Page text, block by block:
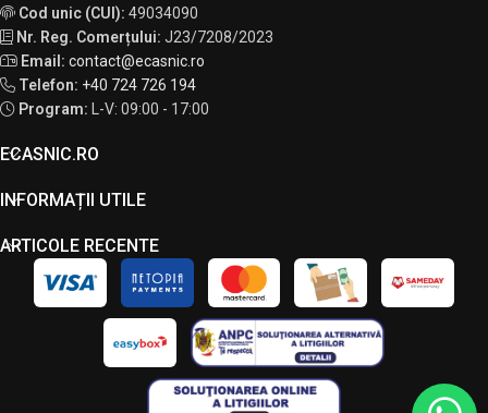
Cod unic (CUI): 49034090
Nr. Reg. Comerțului: J23/7208/2023
Email: contact@ecasnic.ro
Telefon: +40 724 726 194
Program:
L-V: 09:00 - 17:00
ECASNIC.RO
INFORMAȚII UTILE
ARTICOLE RECENTE